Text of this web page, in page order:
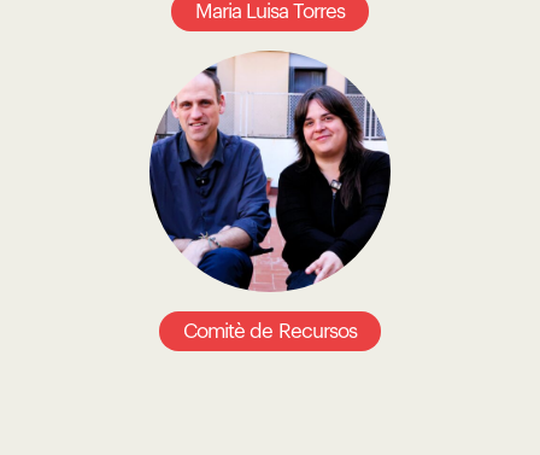
Maria Luisa Torres
Comitè de Recursos